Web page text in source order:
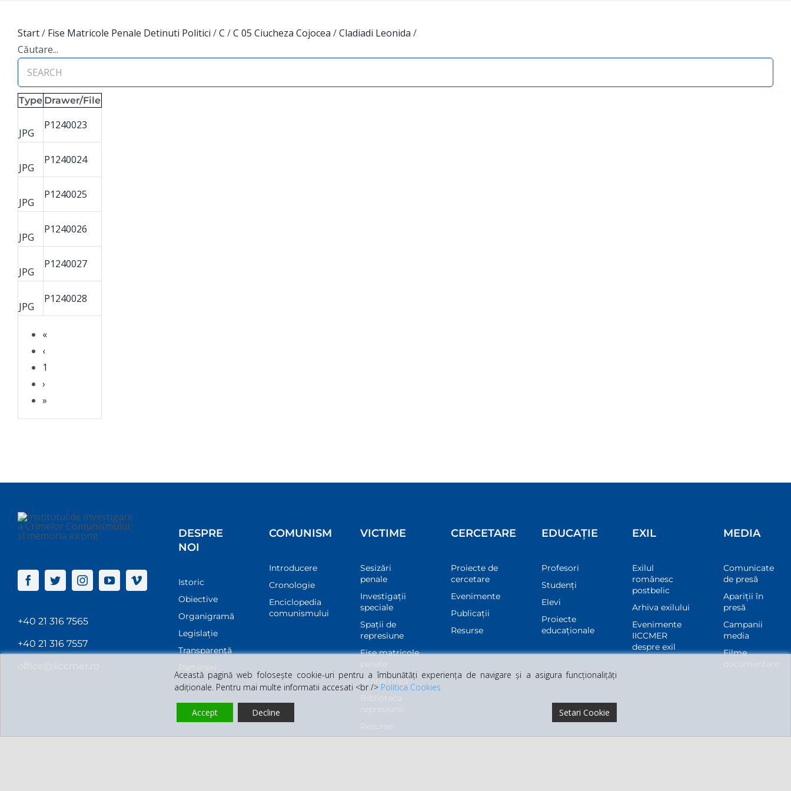
Start/ Fise Matricole Penale Detinuti Politici /C /C 05 Ciucheza Cojocea /Cladiadi Leonida /
Căutare...
Type Drawer/File
«
‹
1
›
»
JPG
P1240023
JPG
P1240024
JPG
P1240025
JPG
P1240026
JPG
P1240027
JPG
P1240028
+40 21 316 7565
+40 21 316 7557
office@iiccmer.ro
DESPRE
NOI
Istoric
Obiective
Organigramă
Legislație
Transparenţă
Parteneri
COMUNISM
Introducere
Cronologie
Enciclopedia
comunismului
VICTIME
Sesizări
penale
Investigații
speciale
Spații de
represiune
Fișe matricole
penale
Istorie orală
Biblioteca
represiunii
Resurse
CERCETARE
Proiecte de
cercetare
Evenimente
Publicații
Resurse
EDUCAȚIE
Profesori
Studenți
Elevi
Proiecte
educaționale
EXIL
Exilul
românesc
postbelic
Arhiva exilului
Evenimente
IICCMER
despre exil
MEDIA
Comunicate
de presă
Apariții în
presă
Campanii
media
Filme
documentare
Această pagină web folosește cookie-uri pentru a îmbunătăți experiența de navigare și a asigura funcționalițăți
adiționale. Pentru mai multe informatii accesati <br /> Politica Cookies
Accept Decline Setari Cookie